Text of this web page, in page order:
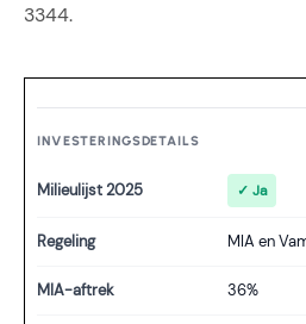
3344.
INVESTERINGSDETAILS
Milieulijst 2025 ✓ Ja
Regeling MIA en
MIA-aftrek 36%